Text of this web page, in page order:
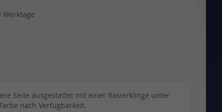
Werktage
Seite ausgestattet mit einer Rasierklinge unter
nach Verfügbarkeit.